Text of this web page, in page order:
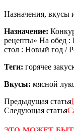
Назначения, вкусы
Назначение:
рецепты» На обед :
стол : Новый год /
Теги: горячее
Вкусы: мясной
Предыдущая статья
Следующая статья